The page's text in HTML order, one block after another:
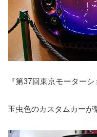
『第37回東京モーター
玉虫色のカスタムカーが